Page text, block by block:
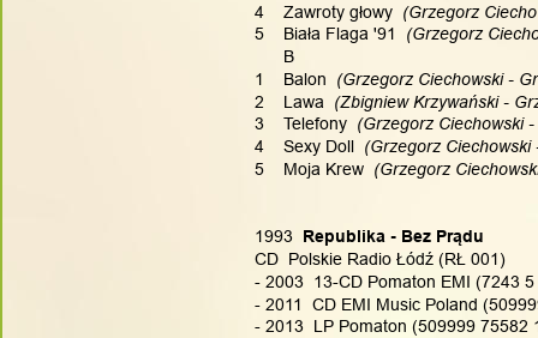
4    Zawroty głowy
(Grzegorz
5    Biała Flaga '91
(Grzegorz
      B
1    Balon
(Grzegorz Ciechowski -
2    Lawa
(Zbigniew Krzywański -
3    Telefony
(Grzegorz Ciechowski
4    Sexy Doll
(Grzegorz Ciechowski
5    Moja Krew
(Grzegorz
1993
  Republika - Bez Prądu
CD  Polskie Radio Łódź (RŁ 001)
- 2003  13-CD Pomaton EMI (7243
- 2011  CD EMI Music Poland
- 2013  LP Pomaton (509999 75582